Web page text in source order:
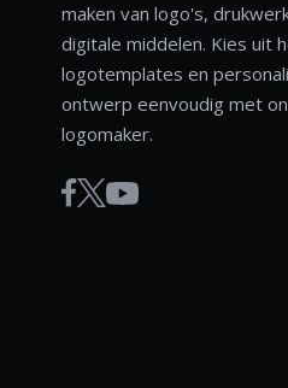
maken van logo's,
digitale middelen. Kies uit
logotemplates en
ontwerp eenvoudig met
logomaker.